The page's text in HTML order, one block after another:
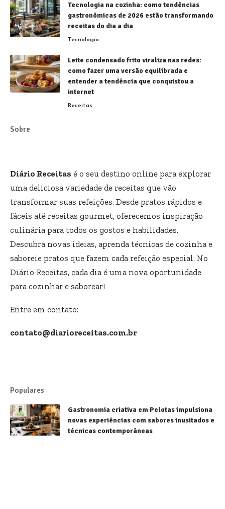
Tecnologia na cozinha: como tendências
gastronômicas de 2026 estão transformando
receitas do dia a dia
Tecnologia
Leite condensado frito viraliza nas redes:
como fazer uma versão equilibrada e
entender a tendência que conquistou a
internet
Receitas
Sobre
Diário Receitas é o seu destino online para explorar
uma deliciosa variedade de receitas que vão
transformar suas refeições. Desde pratos rápidos e
fáceis até receitas gourmet, oferecemos inspiração
culinária para todos os gostos e habilidades.
Descubra novas ideias, aprenda técnicas de cozinha e
saboreie pratos que fazem cada refeição especial. No
Diário Receitas, cada dia é uma nova oportunidade
para cozinhar e saborear!
Entre em contato:
contato@diarioreceitas.com.br
Populares
Gastronomia criativa em Pelotas impulsiona
novas experiências com sabores inusitados e
técnicas contemporâneas